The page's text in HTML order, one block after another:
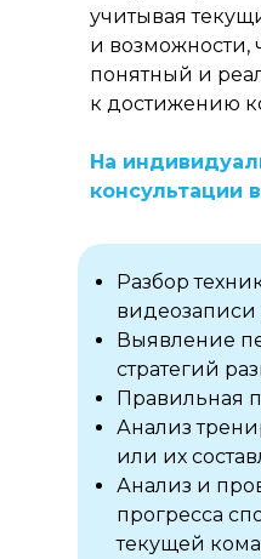
учитывая
и возможности,
понятный и
к достижению
На
консультации
Разбор
видеозаписи
Выявление
стратегий
Правильная
Анализ
или их
Анализ и
прогресса
текущей